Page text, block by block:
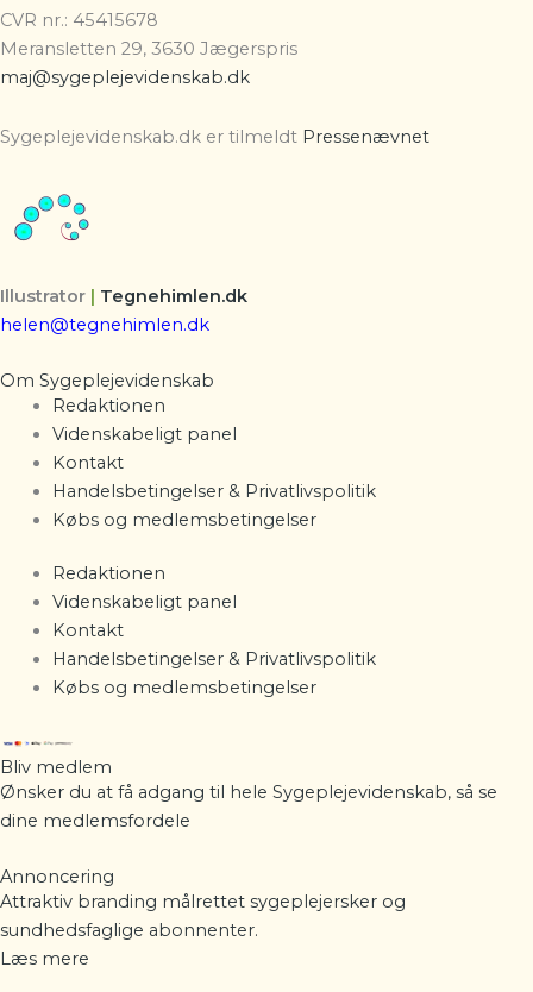
CVR nr.: 45415678
Meransletten 29, 3630 Jægerspris
maj@sygeplejevidenskab.dk
Sygeplejevidenskab.dk er tilmeldt Pressenævnet
Illustrator | Tegnehimlen.dk
helen@tegnehimlen.dk
Om Sygeplejevidenskab
Redaktionen
Videnskabeligt panel
Kontakt
Handelsbetingelser & Privatlivspolitik
Købs og medlemsbetingelser
Redaktionen
Videnskabeligt panel
Kontakt
Handelsbetingelser & Privatlivspolitik
Købs og medlemsbetingelser
Bliv medlem
Ønsker du at få adgang til hele Sygeplejevidenskab, så se
dine medlemsfordele
Annoncering
Attraktiv branding målrettet sygeplejersker og
sundhedsfaglige abonnenter.
Læs mere